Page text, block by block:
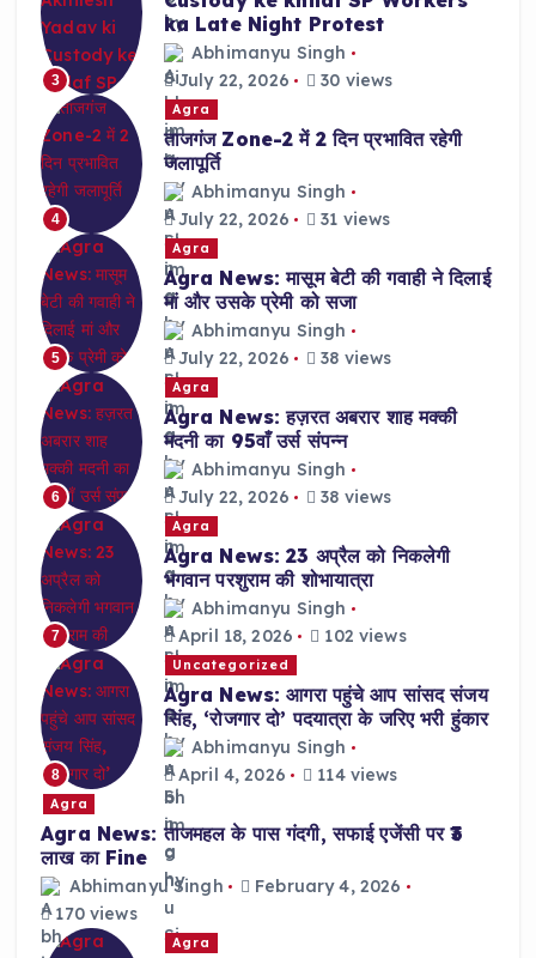
3
ka Late Night Protest
Abhimanyu Singh
July 22, 2026
30 views
4
Agra
ताजगंज Zone-2 में 2 दिन प्रभावित रहेगी
जलापूर्ति
Abhimanyu Singh
July 22, 2026
31 views
5
Agra
Agra News: मासूम बेटी की गवाही ने दिलाई
मां और उसके प्रेमी को सजा
Abhimanyu Singh
July 22, 2026
38 views
6
Agra
Agra News: हज़रत अबरार शाह मक्की
मदनी का 95वाँ उर्स संपन्न
Abhimanyu Singh
July 22, 2026
38 views
7
Agra
Agra News: 23 अप्रैल को निकलेगी
भगवान परशुराम की शोभायात्रा
Abhimanyu Singh
April 18, 2026
102 views
8
Uncategorized
Agra News: आगरा पहुंचे आप सांसद संजय
सिंह, ‘रोजगार दो’ पदयात्रा के जरिए भरी हुंकार
Abhimanyu Singh
April 4, 2026
114 views
Agra
Agra News: ताजमहल के पास गंदगी, सफाई एजेंसी पर ₹3
लाख का Fine
Abhimanyu Singh
February 4, 2026
170 views
Agra